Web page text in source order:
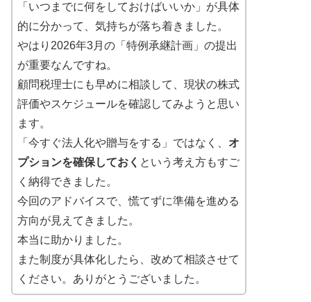
「いつまでに何をしておけばいいか」が具体
的に分かって、気持ちが落ち着きました。
やはり2026年3月の「特例承継計画」の提出
が重要なんですね。
顧問税理士にも早めに相談して、現状の株式
評価やスケジュールを確認してみようと思い
ます。
「今すぐ法人化や贈与をする」ではなく、 オ
プションを確保しておく という考え方もすご
く納得できました。
今回のアドバイスで、慌てずに準備を進める
方向が見えてきました。
本当に助かりました。
また制度が具体化したら、改めて相談させて
ください。ありがとうございました。